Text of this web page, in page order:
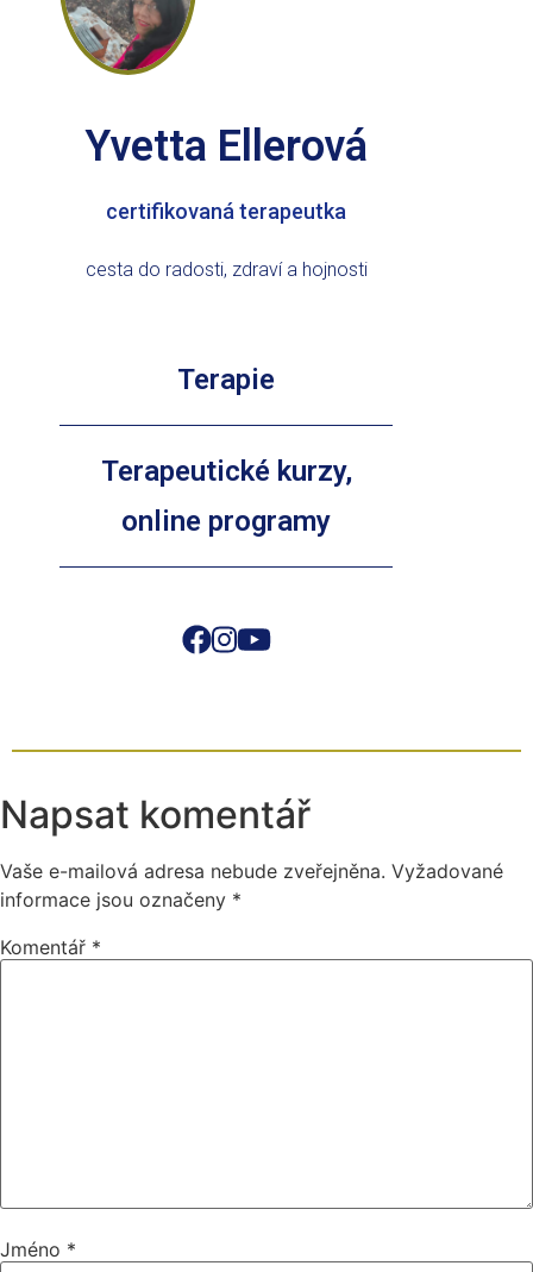
Yvetta Ellerová
certifikovaná terapeutka
cesta do radosti, zdraví a hojnosti
Terapie
Terapeutické kurzy,
online programy
Napsat komentář
Vaše e-mailová adresa nebude zveřejněna. Vyžadované
informace jsou označeny *
Komentář *
Jméno *